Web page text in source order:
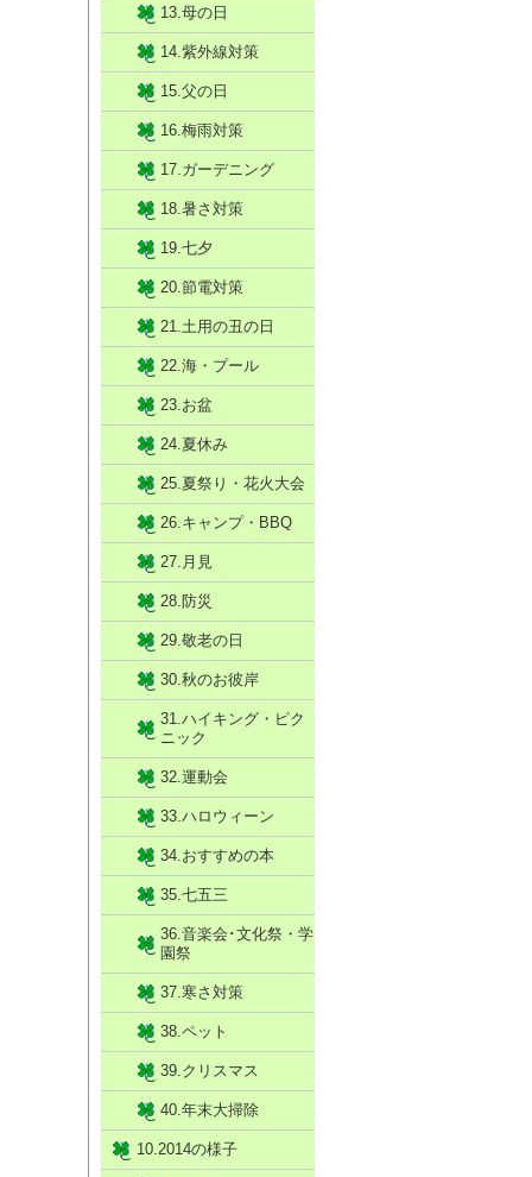
13.母の日
14.紫外線対策
15.父の日
16.梅雨対策
17.ガーデニング
18.暑さ対策
19.七夕
20.節電対策
21.土用の丑の日
22.海・プール
23.お盆
24.夏休み
25.夏祭り・花火大会
26.キャンプ・BBQ
27.月見
28.防災
29.敬老の日
30.秋のお彼岸
31.ハイキング・ピク
ニック
32.運動会
33.ハロウィーン
34.おすすめの本
35.七五三
36.音楽会･文化祭・学
園祭
37.寒さ対策
38.ペット
39.クリスマス
40.年末大掃除
10.2014の様子